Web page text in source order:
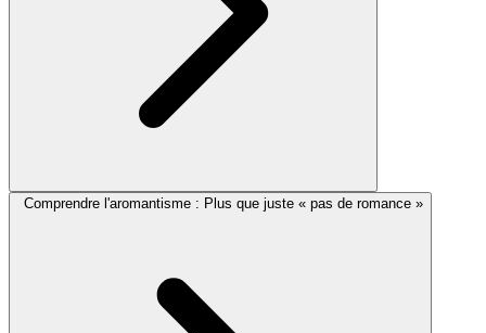
Comprendre l'aromantisme : Plus que juste « pas de romance »